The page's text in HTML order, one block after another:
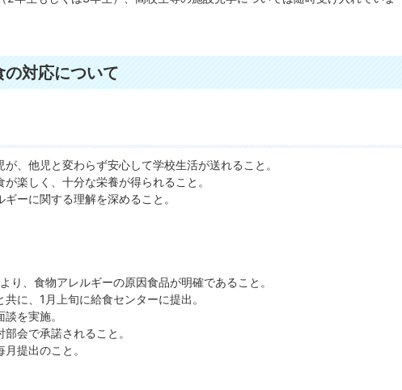
対応について
、他児と変わらず安心して学校生活が送れること。
楽しく、十分な栄養が得られること。
ーに関する理解を深めること。
り、食物アレルギーの原因食品が明確であること。
に、1月上旬に給食センターに提出。
を実施。
会で承諾されること。
提出のこと。